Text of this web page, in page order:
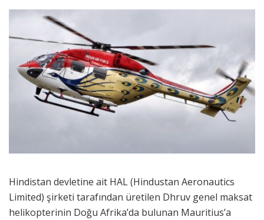
Hindistan devletine ait HAL (Hindustan Aeronautics
Limited) şirketi tarafından üretilen Dhruv genel maksat
helikopterinin Doğu Afrika’da bulunan Mauritius’a